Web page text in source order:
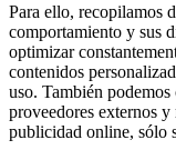
Para ello, recopilamos
comportamiento y sus
optimizar
contenidos
uso. También
proveedores externos y
publicidad online, sólo